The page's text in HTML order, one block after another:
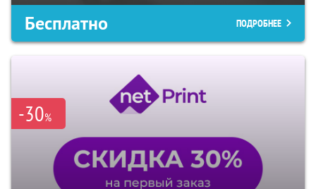
Бесплатно ПОДРОБНЕЕ
-30%